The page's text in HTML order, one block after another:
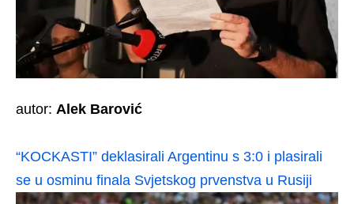
autor: Alek Barović
“KOCKASTI” deklasirali Argentinu s 3:0 i plasirali
se u osminu finala Svjetskog prvenstva u Rusiji